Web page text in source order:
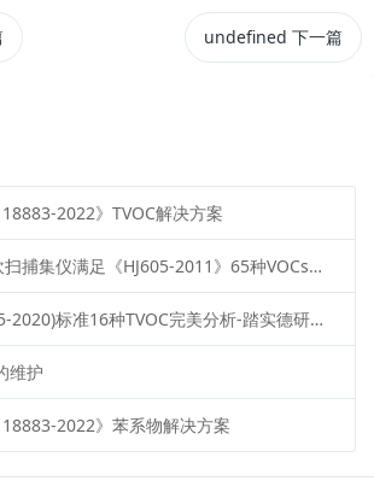
undefined 下一篇
2022》TVOC解决方案
PTC-V型全自动吹扫捕集仪满足《HJ605-2011》65种VOCs要求
新国标(GB 50325-2020)标准16种TVOC完美分析-踏实德研全自动热解吸仪解决方案
维护
2022》苯系物解决方案